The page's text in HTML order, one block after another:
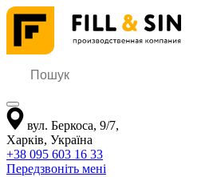
вул. Беркоса, 9/7,
Харків, Україна
+38 095 603 16 33
Передзвоніть мені